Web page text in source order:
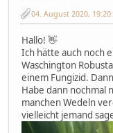
04. August 2020,
Hallo! 👋
Ich hätte auch noch
Waschington
einem Fungizid.
Habe dann nochmal
manchen Wedeln
vielleicht jemand